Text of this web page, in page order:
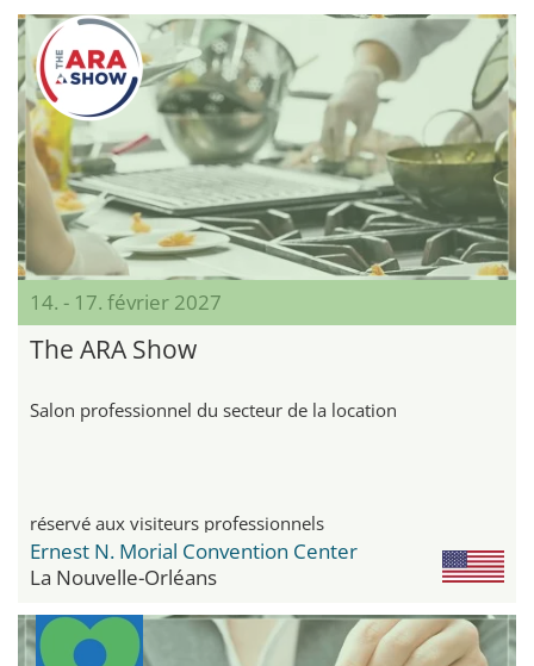
14. - 17. février 2027
The ARA Show
Salon professionnel du secteur de la location
réservé aux visiteurs professionnels
Ernest N. Morial Convention Center
La Nouvelle-Orléans